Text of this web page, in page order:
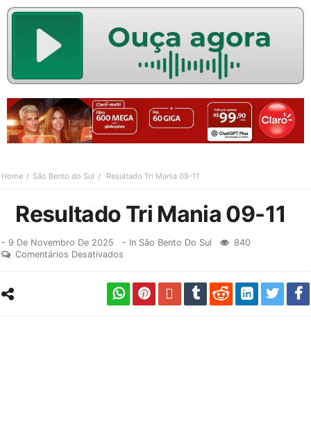
Home São Bento do Sul Resultado Tri Mania 09-11
Resultado Tri Mania 09-11
- 9 De Novembro De 2025 - In São Bento Do Sul
840
Comentários Desativados